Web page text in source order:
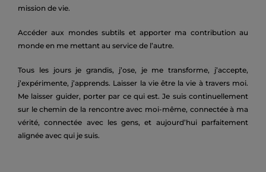
mission de vie.
Accéder aux mondes subtils et apporter ma contribution au
monde en me mettant au service de l’autre.
Tous les jours je grandis, j’ose, je me transforme, j’accepte,
j’expérimente, j’apprends. Laisser la vie être la vie à travers moi.
Me laisser guider, porter par ce qui est. Je suis continuellement
sur le chemin de la rencontre avec moi-même, connectée à ma
vérité, connectée avec les gens, et aujourd’hui parfaitement
alignée avec qui je suis.